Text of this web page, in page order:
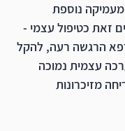
נוספת
זאת כטיפול עצמי -
הרגשה רעה, להקל
עצמית נמוכה
מזיכרונות